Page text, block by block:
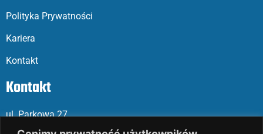
Polityka Prywatności
Kariera
Kontakt
Kontakt
ul. Parkowa 27
05-120 Legionowo